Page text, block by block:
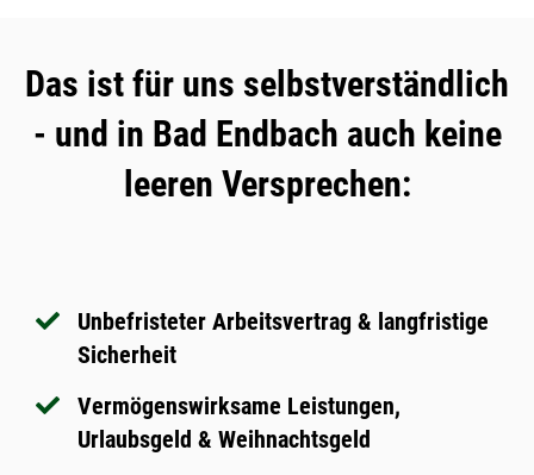
Das ist für uns selbstverständlich
- und in Bad Endbach auch keine
leeren Versprechen:
Unbefristeter Arbeitsvertrag & langfristige
Sicherheit
Vermögenswirksame Leistungen,
Urlaubsgeld & Weihnachtsgeld